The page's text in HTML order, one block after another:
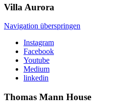
Villa Aurora
Navigation überspringen
Instagram
Facebook
Youtube
Medium
linkedin
Thomas Mann House